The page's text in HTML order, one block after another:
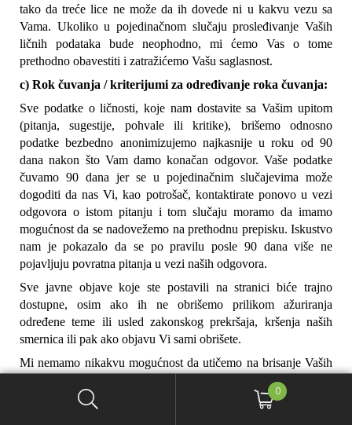
tako da treće lice ne može da ih dovede ni u kakvu vezu sa
Vama. Ukoliko u pojedinačnom slučaju prosleđivanje Vaših
ličnih podataka bude neophodno, mi ćemo Vas o tome
prethodno obavestiti i zatražićemo Vašu saglasnost.
c) Rok čuvanja / kriterijumi za određivanje roka čuvanja:
Sve podatke o ličnosti, koje nam dostavite sa Vašim upitom
(pitanja, sugestije, pohvale ili kritike), brišemo odnosno
podatke bezbedno anonimizujemo najkasnije u roku od 90
dana nakon što Vam damo konačan odgovor. Vaše podatke
čuvamo 90 dana jer se u pojedinačnim slučajevima može
dogoditi da nas Vi, kao potrošač, kontaktirate ponovo u vezi
odgovora o istom pitanju i tom slučaju moramo da imamo
mogućnost da se nadovežemo na prethodnu prepisku. Iskustvo
nam je pokazalo da se po pravilu posle 90 dana više ne
pojavljuju povratna pitanja u vezi naših odgovora.
Sve javne objave koje ste postavili na stranici biće trajno
dostupne, osim ako ih ne obrišemo prilikom ažuriranja
određene teme ili usled zakonskog prekršaja, kršenja naših
smernica ili pak ako objavu Vi sami obrišete.
Mi nemamo nikakvu mogućnost da utičemo na brisanje Vaših
podataka od strane sâmog operatera. U tom slučaju primenjuju
se pravila zaštite podataka konkretnog operatera.
0